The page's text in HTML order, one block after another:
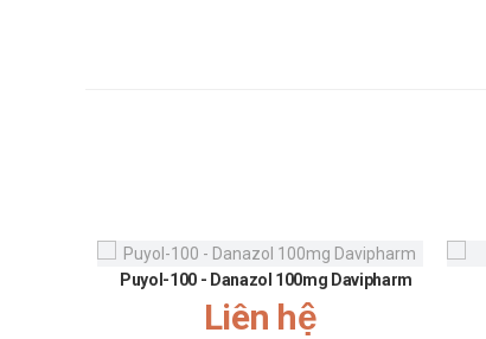
Puyol-100 - Danazol 100mg Davipharm
Liên hệ